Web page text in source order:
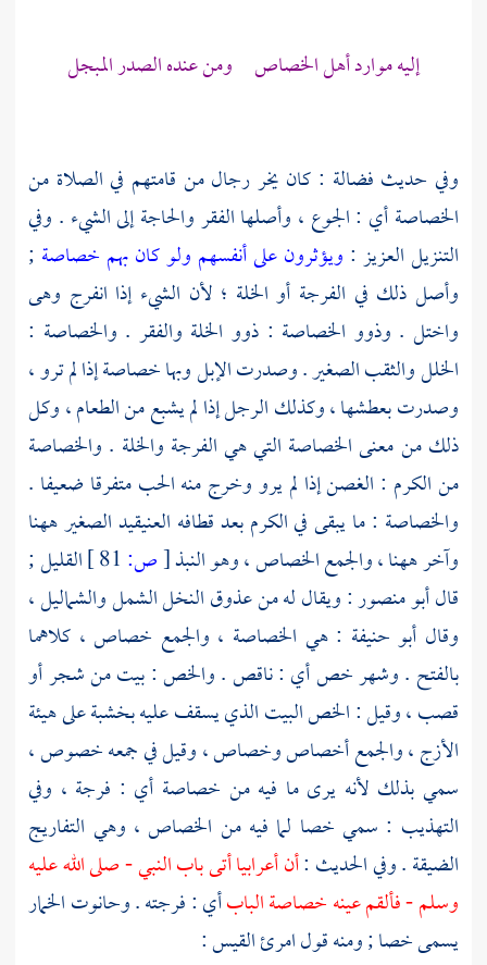
إليه موارد أهل الخصاص ومن عنده الصدر المبجل
وفي حديث فضالة : كان يخر رجال من قامتهم في الصلاة من
الخصاصة أي : الجوع ، وأصلها الفقر والحاجة إلى الشيء . وفي
التنزيل العزيز : ويؤثرون على أنفسهم ولو كان بهم خصاصة ;
وأصل ذلك في الفرجة أو الخلة ؛ لأن الشيء إذا انفرج وهى
واختل . وذوو الخصاصة : ذوو الخلة والفقر . والخصاصة :
الخلل والثقب الصغير . وصدرت الإبل وبها خصاصة إذا لم ترو ،
وصدرت بعطشها ، وكذلك الرجل إذا لم يشبع من الطعام ، وكل
ذلك من معنى الخصاصة التي هي الفرجة والخلة . والخصاصة
من الكرم : الغصن إذا لم يرو وخرج منه الحب متفرقا ضعيفا .
والخصاصة : ما يبقى في الكرم بعد قطافه العنيقيد الصغير ههنا
وآخر ههنا ، والجمع الخصاص ، وهو النبذ[ص:
القليل ;
قالأبو منصور: ويقال له من عذوق النخل الشمل والشماليل ،
وقال أبو حنيفة : هي الخصاصة ، والجمع خصاص ، كلاهما
بالفتح . وشهر خص أي : ناقص . والخص : بيت من شجر أو
قصب ، وقيل : الخص البيت الذي يسقف عليه بخشبة على هيئة
الأزج ، والجمع أخصاص وخصاص ، وقيل في جمعه خصوص ،
سمي بذلك لأنه يرى ما فيه من خصاصة أي : فرجة ، وفي
التهذيب : سمي خصا لما فيه من الخصاص ، وهي التفاريج
الضيقة . وفي الحديث :أن أعرابيا أتى باب النبي - صلى الله عليه
وسلم - فألقم عينه خصاصة البابأي : فرجته . وحانوت الخمار
يسمى خصا ; ومنه قولامرئ القيس: